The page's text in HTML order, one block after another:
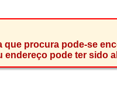
que procura pode-se
endereço pode ter sido